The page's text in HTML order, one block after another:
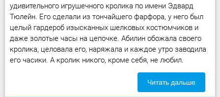
удивительного игрушечного кролика по имени Эдвард
Тюлейн. Его сделали из тончайшего фарфора, у него был
целый гардероб изысканных шелковых костюмчиков и
даже золотые часы на цепочке. Абилин обожала своего
кролика, целовала его, наряжала и каждое утро заводила
его часики. А кролик никого, кроме себя, не любил.
Читать дальше